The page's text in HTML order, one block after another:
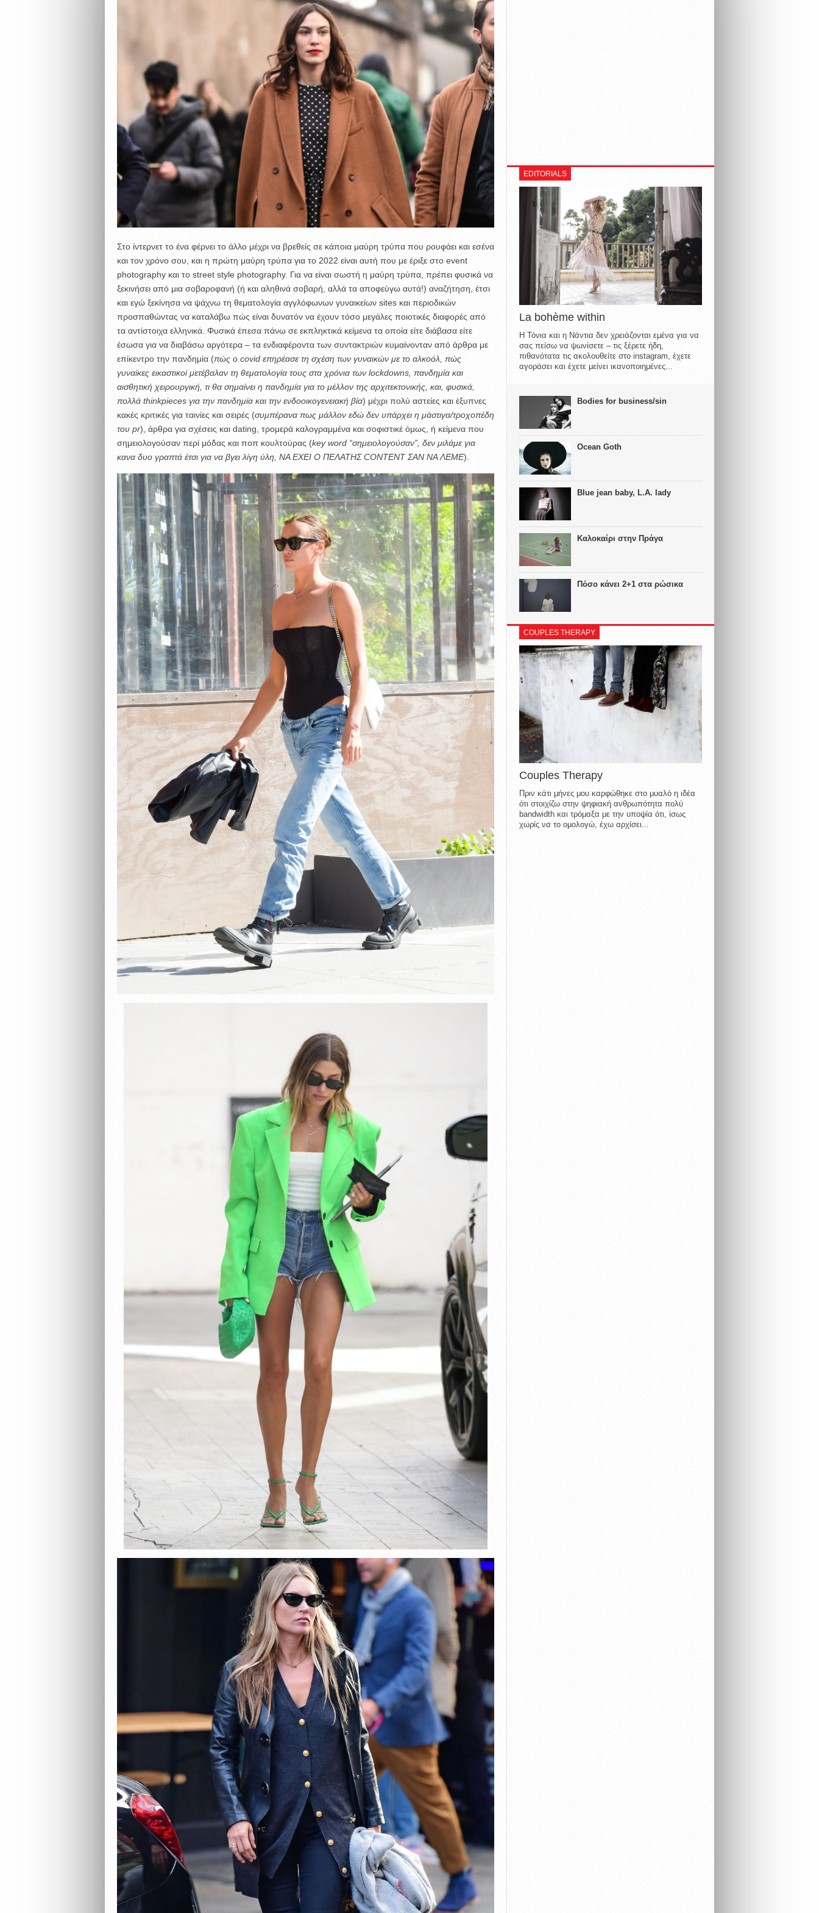
Στο ίντερνετ το ένα φέρνει το άλλο μέχρι να βρεθείς σε κάποια μαύρη τρύπα που ρουφάει και εσένα
και τον χρόνο σου, και η πρώτη μαύρη τρύπα για το 2022 είναι αυτή που με έριξε στο event
photography και το street style photography. Για να είναι σωστή η μαύρη τρύπα, πρέπει φυσικά να
ξεκινήσει από μια σοβαροφανή (ή και αληθινά σοβαρή, αλλά τα αποφεύγω αυτά!) αναζήτηση, έτσι
και εγώ ξεκίνησα να ψάχνω τη θεματολογία αγγλόφωνων γυναικείων sites και περιοδικών
προσπαθώντας να καταλάβω πώς είναι δυνατόν να έχουν τόσο μεγάλες ποιοτικές διαφορές από
τα αντίστοιχα ελληνικά. Φυσικά έπεσα πάνω σε εκπληκτικά κείμενα τα οποία είτε διάβασα είτε
έσωσα για να διαβάσω αργότερα – τα ενδιαφέροντα των συντακτριών κυμαίνονταν από άρθρα με
επίκεντρο την πανδημία (πώς ο covid επηρέασε τη σχέση των γυναικών με το αλκοόλ, πώς
γυναίκες εικαστικοί μετέβαλαν τη θεματολογία τους στα χρόνια των lockdowns, πανδημία και
αισθητική χειρουργική, τι θα σημαίνει η πανδημία για το μέλλον της αρχιτεκτονικής, και, φυσικά,
πολλά thinkpieces για την πανδημία και την ενδοοικογενειακή βία) μέχρι πολύ αστείες και έξυπνες
κακές κριτικές για ταινίες και σειρές (συμπέρανα πως μάλλον εδώ δεν υπάρχει η μάστιγα/τροχοπέδη
του pr), άρθρα για σχέσεις και dating, τρομερά καλογραμμένα και σοφιστικέ όμως, ή κείμενα που
σημειολογούσαν περί μόδας και ποπ κουλτούρας (key word “σημειολογούσαν”, δεν μιλάμε για
κανα δυο γραπτά έτσι για να βγει λίγη ύλη, ΝΑ ΕΧΕΙ Ο ΠΕΛΑΤΗΣ CONTENT ΣΑΝ ΝΑ ΛΕΜΕ).
EDITORIALS
La bohème within
Η Τόνια και η Νάντια δεν χρειάζονται εμένα για να
σας πείσω να ψωνίσετε – τις ξέρετε ήδη,
πιθανότατα τις ακολουθείτε στο instagram, έχετε
αγοράσει και έχετε μείνει ικανοποιημένες...
Bodies for business/sin
Ocean Goth
Blue jean baby, L.A. lady
Καλοκαίρι στην Πράγα
Πόσο κάνει 2+1 στα ρώσικα
COUPLES THERAPY
Couples Therapy
Πριν κάτι μήνες μου καρφώθηκε στο μυαλό η ιδέα
ότι στοιχίζω στην ψηφιακή ανθρωπότητα πολύ
bandwidth και τρόμαξα με την υποψία ότι, ίσως
χωρίς να το ομολογώ, έχω αρχίσει...